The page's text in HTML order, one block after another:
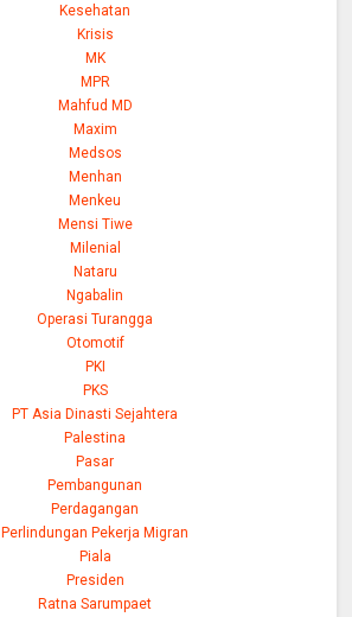
Kesehatan
Krisis
MK
MPR
Mahfud MD
Maxim
Medsos
Menhan
Menkeu
Mensi Tiwe
Milenial
Nataru
Ngabalin
Operasi Turangga
Otomotif
PKI
PKS
PT Asia Dinasti Sejahtera
Palestina
Pasar
Pembangunan
Perdagangan
Perlindungan Pekerja Migran
Piala
Presiden
Ratna Sarumpaet